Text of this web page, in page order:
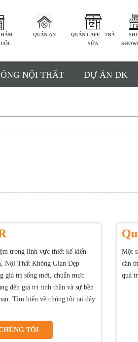
-
QUÁN ĂN
QUÁN CAFE - TRÀ
SỮA
NỘI THẤT DỰ ÁN DK
trong lĩnh vực thiết kế kiến
Nội Thất Không Gian Đẹp
giá trị sống mới, chuẩn mực
đến giá trị tinh thần và sự bền
Tìm hiểu về chúng tôi tại đây
TÔI
Một
cần
quá